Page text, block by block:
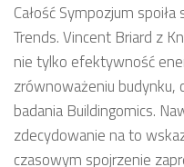
Całość Sympozjum
Trends. Vincent Briard z
nie tylko efektywność
zrównoważeniu budynku,
badania Buildingomics.
zdecydowanie na to
czasowym spojrzenie